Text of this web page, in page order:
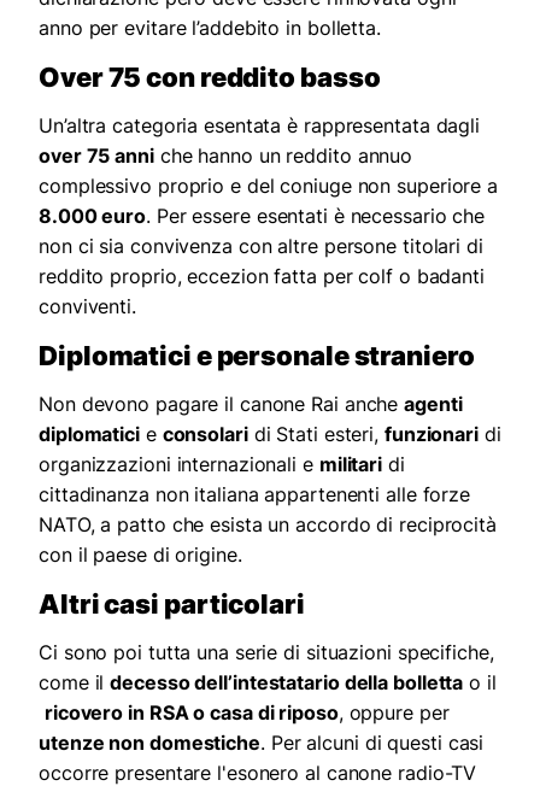
anno per evitare l’addebito in bolletta.
Over 75 con reddito basso
Un’altra categoria esentata è rappresentata dagli
over 75 anniche hanno un reddito annuo
complessivo proprio e del coniuge non superiore a
8.000 euro. Per essere esentati è necessario che
non ci sia convivenza con altre persone titolari di
reddito proprio, eccezion fatta per colf o badanti
conviventi.
Diplomatici e personale straniero
Non devono pagare il canone Rai ancheagenti
diplomaticie consolaridi Stati esteri, funzionaridi
organizzazioni internazionali e militari di
cittadinanza non italiana appartenenti alle forze
NATO, a patto che esista un accordo di reciprocità
con il paese di origine.
Altri casi particolari
Ci sono poi tutta una serie di situazioni specifiche,
come ildecesso dell’intestatario della bolletta o il
ricovero in RSA o casa di riposo, oppure per
utenze non domestiche. Per alcuni di questi casi
occorre presentare l'esonero al canone radio-TV